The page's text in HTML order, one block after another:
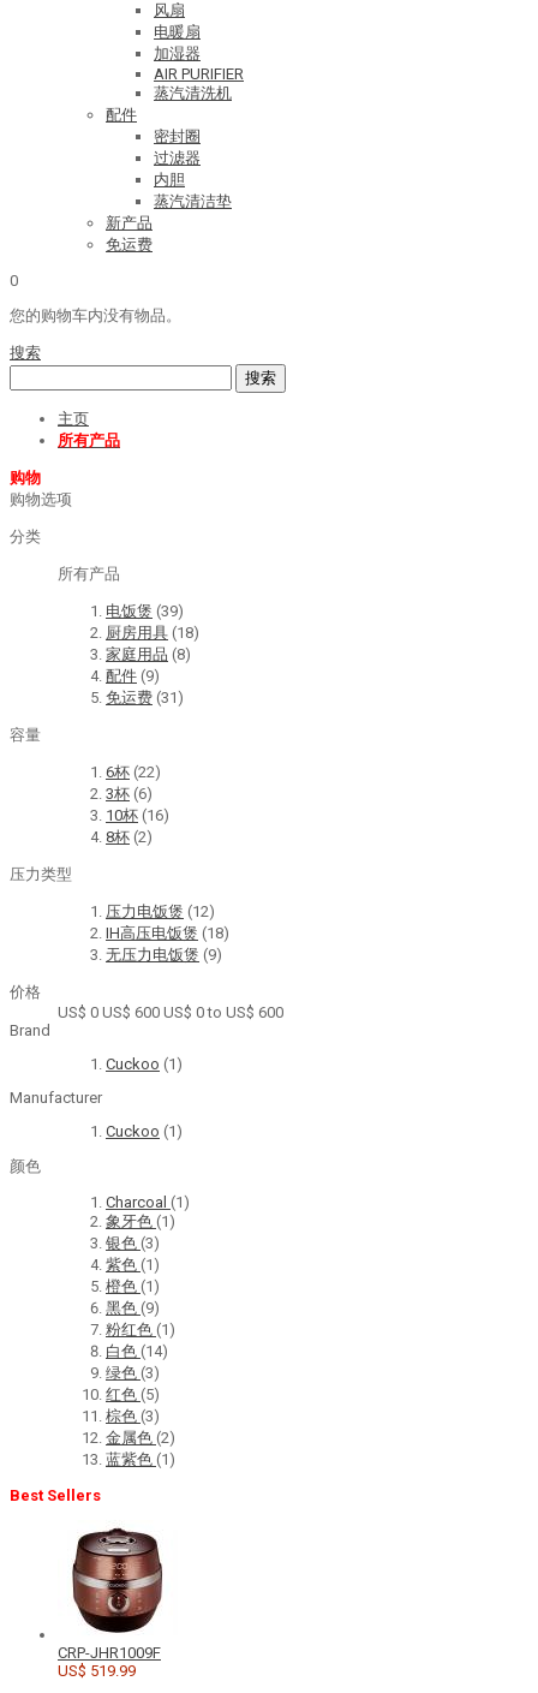
风扇
电暖扇
加湿器
AIR PURIFIER
蒸汽清洗机
配件
密封圈
过滤器
内胆
蒸汽清洁垫
新产品
免运费
0
您的购物车内没有物品。
搜索
搜索
主页
所有产品
购物
购物选项
分类
所有产品
电饭煲 (39)
厨房用具 (18)
家庭用品 (8)
配件 (9)
免运费 (31)
容量
6杯 (22)
3杯 (6)
10杯 (16)
8杯 (2)
压力类型
压力电饭煲 (12)
IH高压电饭煲 (18)
无压力电饭煲 (9)
价格
US$ 0 US$ 600 US$ 0 to US$ 600
Brand
Cuckoo (1)
Manufacturer
Cuckoo (1)
颜色
Charcoal (1)
象牙色 (1)
银色 (3)
紫色 (1)
橙色 (1)
黑色 (9)
粉红色 (1)
白色 (14)
绿色 (3)
红色 (5)
棕色 (3)
金属色 (2)
蓝紫色 (1)
Best Sellers
CRP-JHR1009F
US$ 519.99